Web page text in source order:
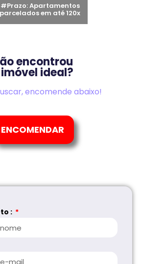
#Prazo: Apartamentos
parcelados em até 120x
encontrou
ideal?
encomende abaixo!
ENCOMENDAR
: